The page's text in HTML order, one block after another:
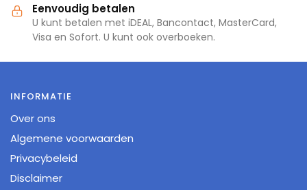
Eenvoudig betalen
U kunt betalen met iDEAL, Bancontact, MasterCard,
Visa en Sofort. U kunt ook overboeken.
INFORMATIE
Over ons
Algemene voorwaarden
Privacybeleid
Disclaimer